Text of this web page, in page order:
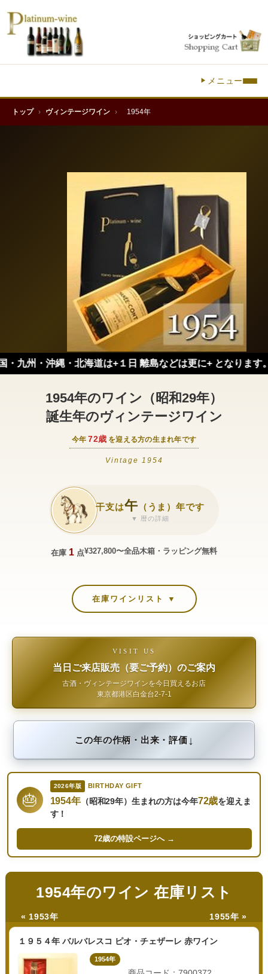
メニュー
トップ › ヴィンテージワイン › 1954年
縄・北海道は+１日 離島などは更に+ となります。）
1954年のワイン（昭和29年）
誕生年のヴィンテージワイン
今年 72歳 を迎える方の生まれ年です
Vintage 1954
干支は午 （うま）年です
▼ 暦の詳細
在庫 1 点¥327,800〜全品木箱・ラッピング無料
在庫ワインリスト ▼
VISIT US
当日ご来店販売（要ご予約）のご案内
古酒・ヴィンテージワインを今日買えるお店
東京都港区白金台2-7-1
この年の作柄・出来・評価↓
🎂
2026年版 BIRTHDAY GIFT
1954年（昭和29年）生まれの方は今年72歳を迎えま
す！
72歳の特設ページへ →
1954年のワイン 在庫リスト
« 1953年 1955年 »
１９５４年 バルバレスコ ピオ・チェザーレ 赤ワイン
1954年